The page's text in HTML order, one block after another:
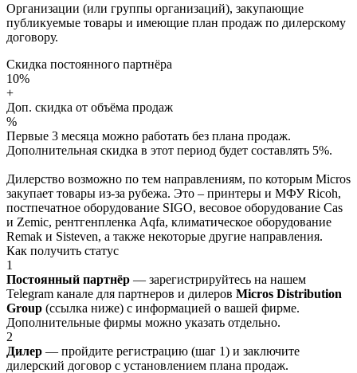
Организации (или группы организаций), закупающие
публикуемые товары и имеющие план продаж по дилерскому
договору.
Скидка постоянного партнёра
10%
+
Доп. скидка от объёма продаж
%
Первые 3 месяца можно работать без плана продаж.
Дополнительная скидка в этот период будет составлять 5%.
Дилерство возможно по тем направлениям, по которым Micros
закупает товары из-за рубежа. Это – принтеры и МФУ Ricoh,
постпечатное оборудование SIGO, весовое оборудование Cas
и Zemic, рентгенпленка Aqfa, климатическое оборудование
Remak и Sisteven, а также некоторые другие направления.
Как получить статус
1
Постоянный партнёр — зарегистрируйтесь на нашем
Telegram канале для партнеров и дилеров Micros Distribution
Group (ссылка ниже) с информацией о вашей фирме.
Дополнительные фирмы можно указать отдельно.
2
Дилер — пройдите регистрацию (шаг 1) и заключите
дилерский договор с установлением плана продаж.